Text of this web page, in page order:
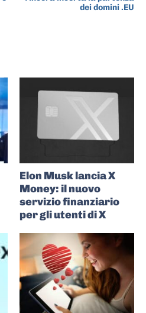
dei domini .EU
Elon Musk lancia X
Money: il nuovo
servizio finanziario
per gli utenti di X